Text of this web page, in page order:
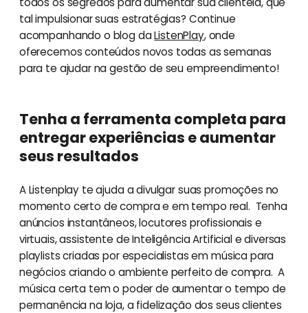
tal impulsionar suas estratégias? Continue
acompanhando o blog daListenPlay, onde
oferecemos conteúdos novos todas as semanas
para te ajudar na gestão de seu empreendimento!
Tenha a ferramenta completa para
entregar experiências e aumentar
seus resultados
A Listenplay te ajuda a divulgar suas promoções no
momento certo de compra e em tempo real. Tenha
anúncios instantâneos, locutores profissionais e
virtuais, assistente de Inteligência Artificial e diversas
playlists criadas por especialistas em música para
negócios criando o ambiente perfeito de compra. A
música certa tem o poder de aumentar o tempo de
permanência na loja, a fidelização dos seus clientes